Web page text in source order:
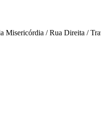
/ Rua Direita /